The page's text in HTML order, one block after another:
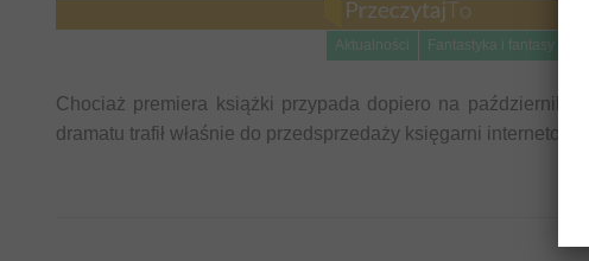
Aktualności Fantastyka i fantasy
Chociaż premiera książki przypada dopiero na październik
dramatu trafił właśnie do przedsprzedaży księgarni